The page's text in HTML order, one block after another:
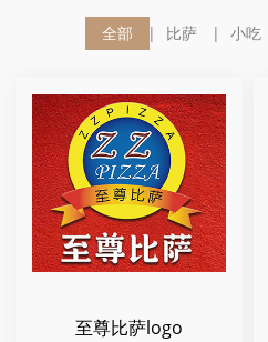
全部 比萨 小吃
至尊比萨logo